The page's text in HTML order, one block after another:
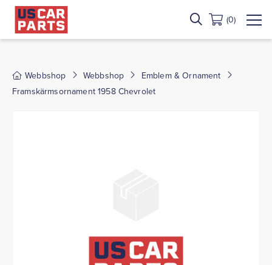
(0)
Webbshop Webbshop
Emblem & Ornament
Framskärmsornament 1958 Chevrolet